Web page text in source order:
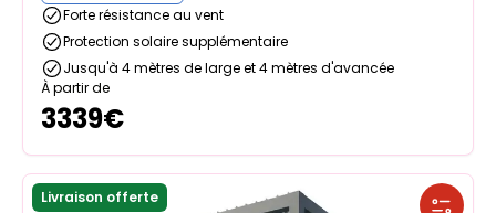
Forte résistance au vent
Protection solaire supplémentaire
Jusqu'à 4 mètres de large et 4 mètres d'avancée
À partir de
3339€
Livraison offerte